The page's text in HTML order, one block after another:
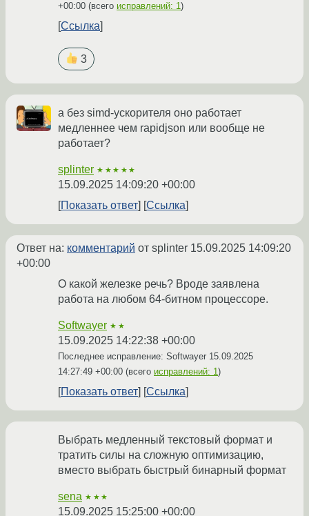
+00:00 (всего исправлений: 1)
Ссылка
3
а без simd-ускорителя оно работает
медленнее чем rapidjson или вообще не
работает?
splinter ★★★★★
15.09.2025 14:09:20 +00:00
Показать ответ
Ссылка
Ответ на: комментарий от splinter 15.09.2025 14:09:20
+00:00
О какой железке речь? Вроде заявлена
работа на любом 64-битном процессоре.
Softwayer ★★
15.09.2025 14:22:38 +00:00
Последнее исправление: Softwayer 15.09.2025
14:27:49 +00:00 (всего исправлений: 1)
Показать ответ Ссылка
Выбрать медленный текстовый формат и
тратить силы на сложную оптимизацию,
вместо выбрать быстрый бинарный формат
sena ★★★
15.09.2025 15:25:00 +00:00